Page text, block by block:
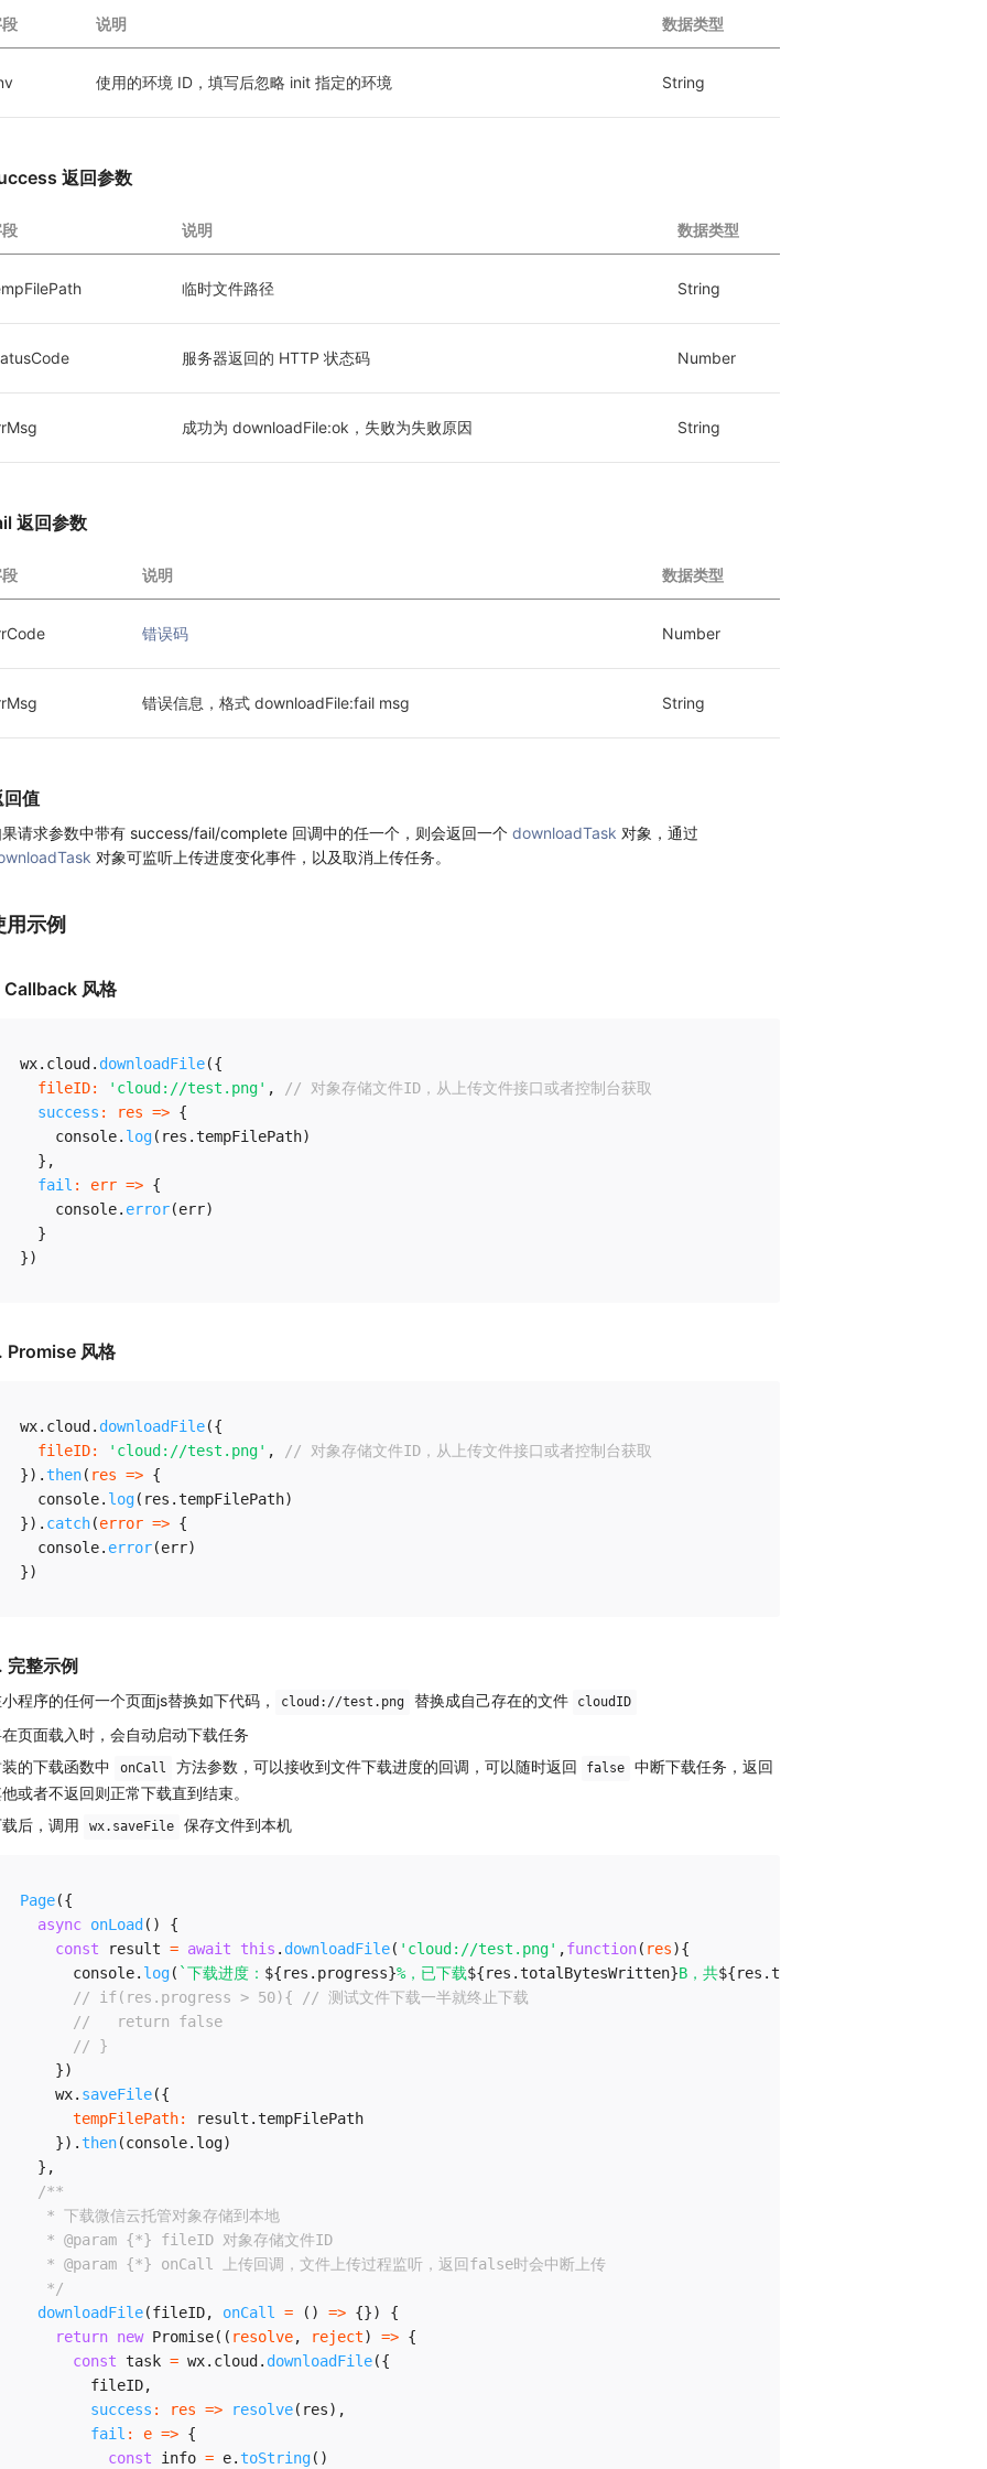
说明 数据类型
使用的环境 ID，填写后忽略 init 指定的环境 String
返回参数
说明 数据类型
临时文件路径 String
服务器返回的 HTTP 状态码 Number
成功为 downloadFile:ok，失败为失败原因 String
返回参数
说明 数据类型
错误码 Number
错误信息，格式 downloadFile:fail msg String
回值
请求参数中带有 success/fail/complete 回调中的任一个，则会返回一个 downloadTask 对象，通过
对象可监听上传进度变化事件，以及取消上传任务。
用示例
Callback 风格
wx. cloud . downloadFile({
fileID: 'cloud://test.png' ,
// 对象存储文件ID，从上传文件接口或者控制台获取
success : res => {
    console
. log( res .tempFilePath)
} ,
fail : err => {
    console
. error(err)
}
})
Promise 风格
wx. cloud . downloadFile({
fileID: 'cloud://test.png' ,
// 对象存储文件ID，从上传文件接口或者控制台获取
}) .then( res => {
  console
. log( res .tempFilePath)
}) . catch(error => {
  console
. error(err)
})
完整示例
程序的任何一个页面js替换如下代码， cloud://test.png 替换成自己存在的文件 cloudID
页面载入时，会自动启动下载任务
的下载函数中
onCall 方法参数，可以接收到文件下载进度的回调，可以随时返回 false
中断下载任务，返回
或者不返回则正常下载直到结束。
后，调用
wx.saveFile 保存文件到本机
Page({
async onLoad ( )
{
const result = await this . downloadFile( 'cloud://test.png' ,function( res){
      console
. log( `下载进度： ${res . progress}%，已下载${res .totalBytesWritten}B，共${res .
// if(res.progress > 50){ // 测试文件下载一半就终止下载
//   return false
// }
})
    wx
. saveFile({
tempFilePath: result .tempFilePath
}) .then(console. log)
} ,
/**
   * 下载微信云托管对象存储到本地
   * @param {*} fileID 对象存储文件ID
   * @param {*} onCall 上传回调，文件上传过程监听，返回false时会中断上传
   */
downloadFile(fileID, onCall = ( ) => {})
{
return new Promise( ( resolve, reject) => {
const task = wx. cloud . downloadFile({
        fileID
,
success : res => resolve( res) ,
fail : e => {
const info = e.toString( )